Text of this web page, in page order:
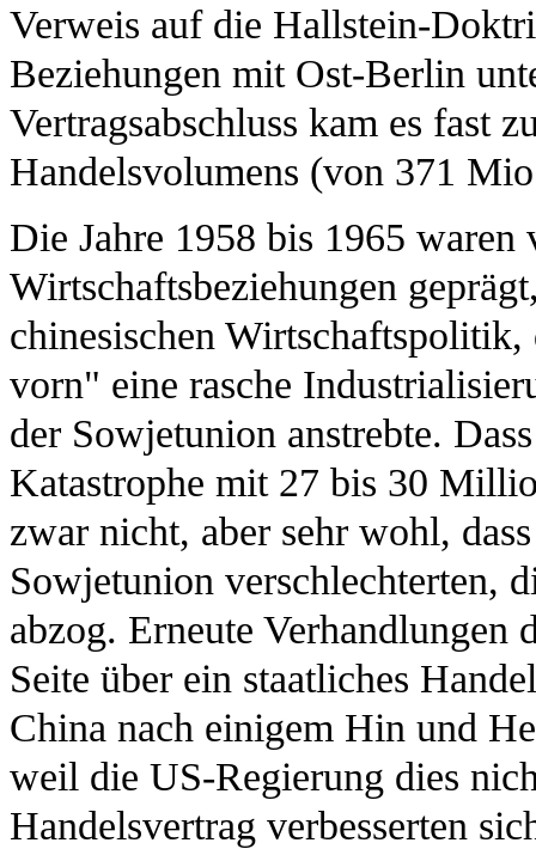
Verweis auf die Hallstein-
Beziehungen mit Ost-Berlin
Vertragsabschluss kam es fast
Handelsvolumens (von 371
Die Jahre 1958 bis 1965
Wirtschaftsbeziehungen
chinesischen
vorn" eine rasche
der Sowjetunion anstrebte.
Katastrophe mit 27 bis 30
zwar nicht, aber sehr wohl,
Sowjetunion verschlechterten,
abzog. Erneute Verhandlungen
Seite über ein staatliches
China nach einigem Hin und
weil die US-Regierung dies
Handelsvertrag verbesserten